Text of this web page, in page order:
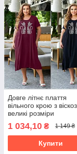
Довге літнє плаття
вільного крою з
великі розміри
1 034,10 ₴ 1 149 ₴
Купити